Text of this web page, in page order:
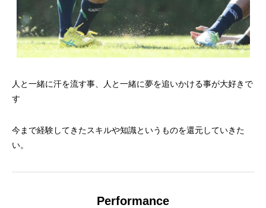
人と一緒に汗を流す事、人と一緒に夢を追いかける事が大好きで
す
今まで経験してきたスキルや知識というものを還元していきた
い。
Performance